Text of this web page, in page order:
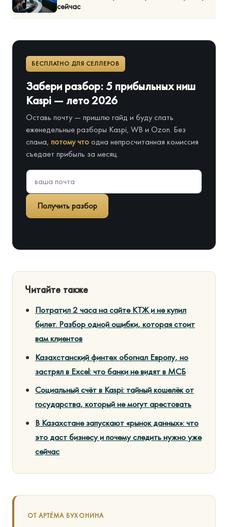
сейчас
БЕСПЛАТНО ДЛЯ СЕЛЛЕРОВ
Забери разбор: 5 прибыльных ниш
Kaspi — лето 2026
Оставь почту — пришлю гайд и буду слать
еженедельные разборы Kaspi, WB и Ozon. Без
спама, потому чтоодна непросчитанная комиссия
съедает прибыль за месяц.
Получить разбор
Читайте также
Потратил 2 часа на сайте КТЖ и не купил
билет. Разбор одной ошибки, которая стоит
вам клиентов
Казахстанский финтех обогнал Европу, но
застрял в Excel: что банки не видят в МСБ
Социальный счёт в Kaspi: тайный кошелёк от
государства, который не могут арестовать
В Казахстане запускают «рынок данных»: что
это даст бизнесу и почему следить нужно уже
сейчас
ОТ АРТЁМА БУХОНИНА